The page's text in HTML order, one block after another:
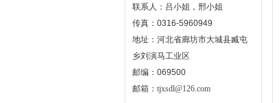
联系人：吕小姐，邢小姐
传真：0316-5960949
地址：河北省廊坊市大城县臧屯
乡刘演马工业区
邮编：069500
邮箱： tjxsdl@126.com